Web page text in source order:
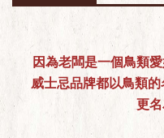
因為老闆是一個鳥類
威士忌品牌都以鳥類
更名